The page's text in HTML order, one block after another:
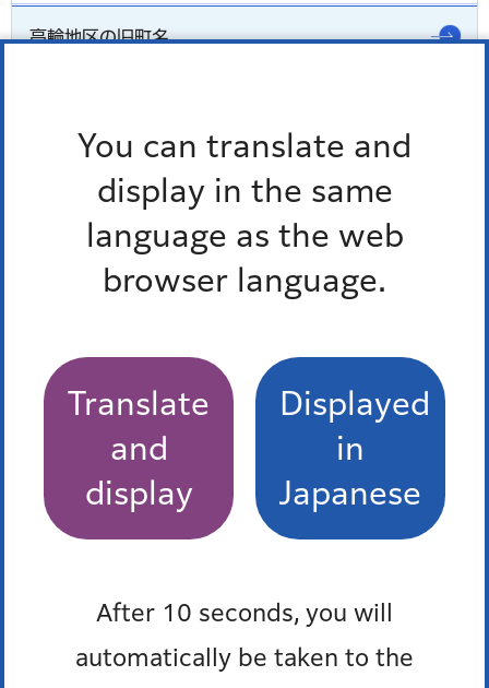
You can translate and
display in the same
language as the web
browser language.
Translate
and
display
Displayed
in
Japanese
After 10 seconds, you will
automatically be taken to the
高輪地区の旧町名
地域のできごと
高輪地区の地域情報紙（最新号）
白金高輪商店街BOOK
オンラインサービス
窓口混雑状況
防災ポータル